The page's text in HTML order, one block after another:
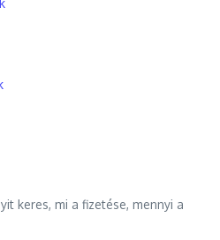
keres, mi a fizetése, mennyi a